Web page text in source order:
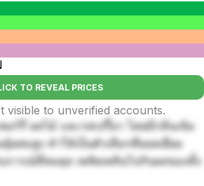
TO REVEAL PRICES
visible to unverified accounts.
ร์รี่ ผลไม้ และรสเปรี้ยว โดยมีกลิ่นเข้ม
สมสูง ทำให้เป็นตัวเลือกที่ยอดเยี่ยม
การณ์ที่สมดุล เพลิดเพลินไปกับผลของทั้ง